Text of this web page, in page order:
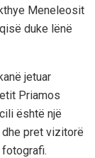
Meneleosit
duke lënë
jetuar
Priamos
është një
pret vizitorë